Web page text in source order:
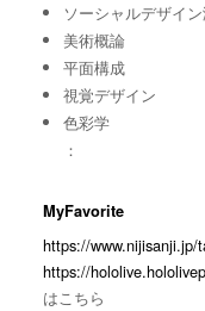
ソーシャルデザイ
美術概論
平面構成
視覚デザイン
色彩学
：
MyFavorite
https://www.nijisanji.jp/
https://
はこちら